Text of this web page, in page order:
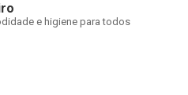
e higiene para todos